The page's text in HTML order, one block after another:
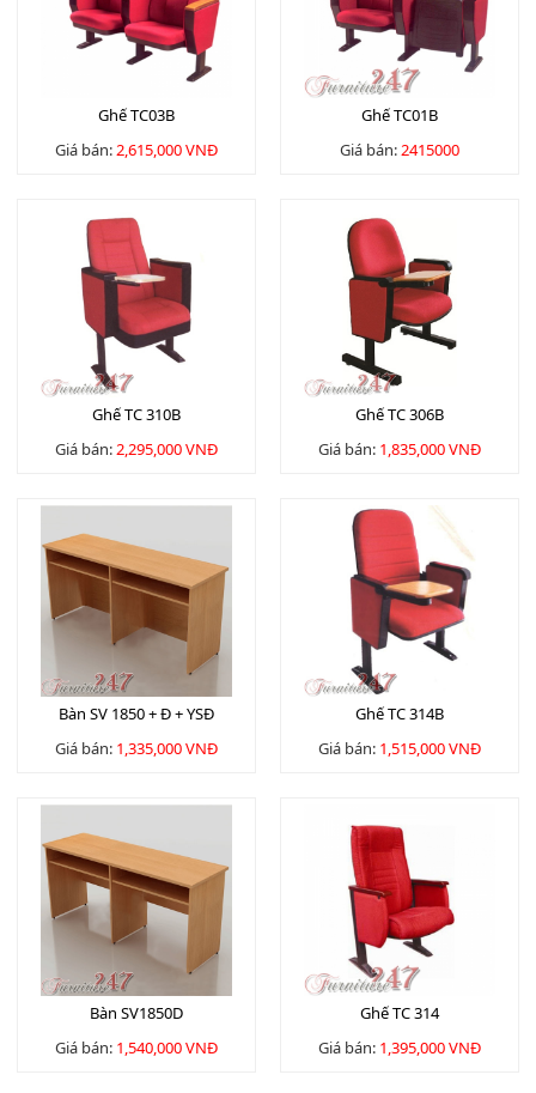
Ghế TC03B
Giá bán:2,615,000 VNĐ
Ghế TC01B
Giá bán:2415000
Ghế TC 310B
Giá bán:2,295,000 VNĐ
Ghế TC 306B
Giá bán: 1,835,000 VNĐ
Bàn SV 1850 + Đ + YSĐ
Giá bán: 1,335,000 VNĐ
Ghế TC 314B
Giá bán: 1,515,000 VNĐ
Bàn SV1850D
Giá bán: 1,540,000 VNĐ
Ghế TC 314
Giá bán: 1,395,000 VNĐ